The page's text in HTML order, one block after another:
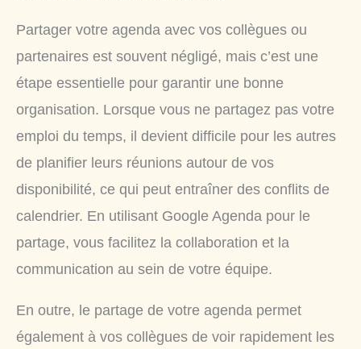
Partager votre agenda avec vos collègues ou
partenaires est souvent négligé, mais c’est une
étape essentielle pour garantir une bonne
organisation. Lorsque vous ne partagez pas votre
emploi du temps, il devient difficile pour les autres
de planifier leurs réunions autour de vos
disponibilité, ce qui peut entraîner des conflits de
calendrier. En utilisant Google Agenda pour le
partage, vous facilitez la collaboration et la
communication au sein de votre équipe.
En outre, le partage de votre agenda permet
également à vos collègues de voir rapidement les